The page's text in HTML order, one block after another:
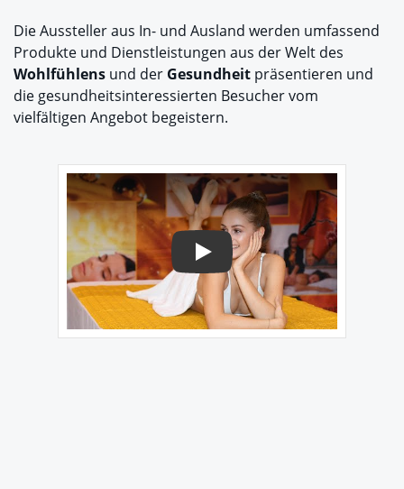
Die Aussteller aus In- und Ausland werden umfassend
Produkte und Dienstleistungen aus der Welt des
Wohlfühlens und der Gesundheit präsentieren und
die gesundheitsinteressierten Besucher vom
vielfältigen Angebot begeistern.
Play